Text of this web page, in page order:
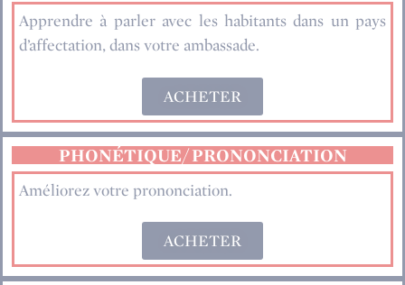
Apprendre à parler avec les habitants dans un pays
d’affectation, dans votre ambassade.
ACHETER
PHONÉTIQUE/ PRONONCIATION
Améliorez votre prononciation.
ACHETER